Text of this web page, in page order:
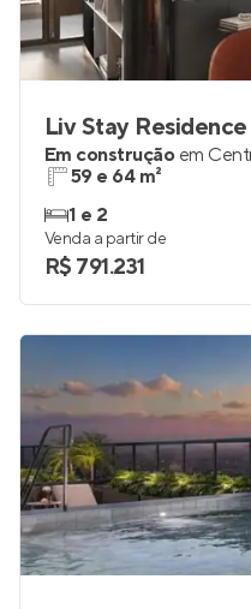
Liv Stay Residence
Em construção em
59 e 64 m²
1 e 2
Venda a partir de
R$ 791.231